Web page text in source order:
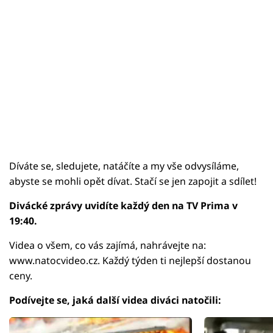
Díváte se, sledujete, natáčíte a my vše odvysíláme,
abyste se mohli opět dívat. Stačí se jen zapojit a sdílet!
Divácké zprávy uvidíte každý den na TV Prima v
19:40.
Videa o všem, co vás zajímá, nahrávejte na:
www.natocvideo.cz. Každý týden ti nejlepší dostanou
ceny.
Podívejte se, jaká další videa diváci natočili: